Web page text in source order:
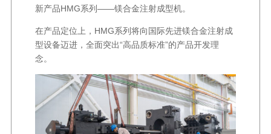
新产品HMG系列——镁合金注射成型机。
在产品定位上，HMG系列将向国际先进镁合金注射成
型设备迈进，全面突出“高品质标准”的产品开发理
念。